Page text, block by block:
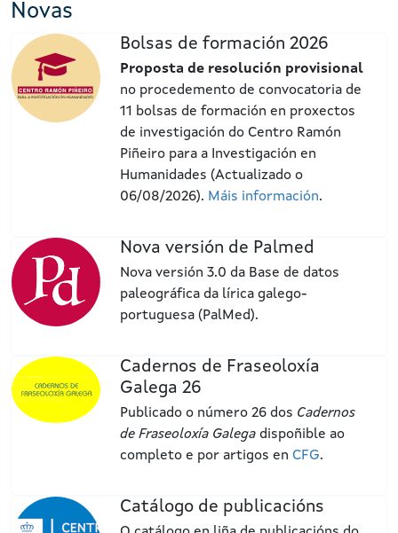
Novas
Bolsas de formación 2026
Proposta de resolución provisional
no procedemento de convocatoria de
11 bolsas de formación en proxectos
de investigación do Centro Ramón
Piñeiro para a Investigación en
Humanidades (Actualizado o
06/08/2026). Máis información.
Nova versión de Palmed
Nova versión 3.0 da Base de datos
paleográfica da lírica galego-
portuguesa (PalMed).
Cadernos de Fraseoloxía
Galega 26
Publicado o número 26 dos Cadernos
de Fraseoloxía Galegadispoñible ao
completo e por artigos en CFG.
Catálogo de publicacións